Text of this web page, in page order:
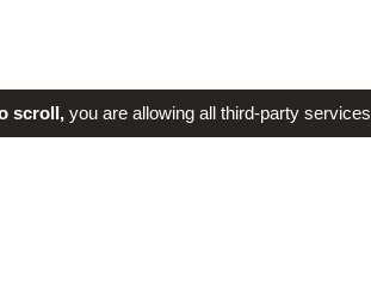
scroll,you are allowing all third-party services